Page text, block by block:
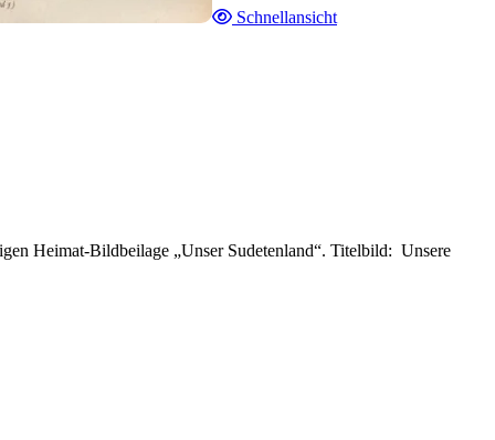
Schnellansicht
Heimat-Bildbeilage „Unser Sudetenland“. Titelbild: Unsere